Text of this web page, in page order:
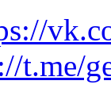
t.me/